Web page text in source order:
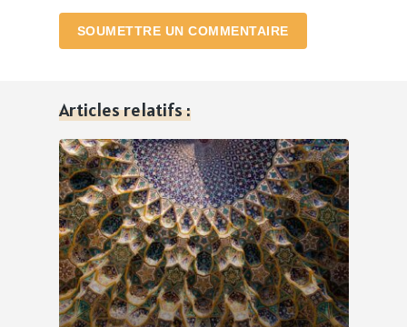
SOUMETTRE UN COMMENTAIRE
Articles relatifs :